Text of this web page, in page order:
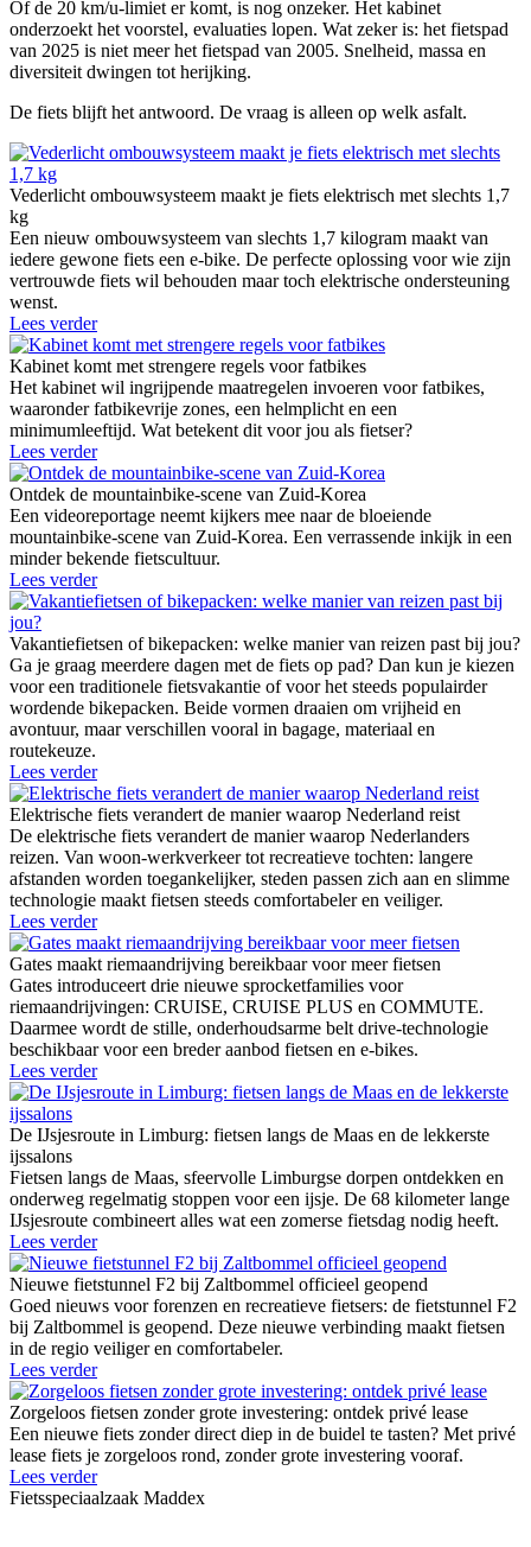
Of de 20 km/u-limiet er komt, is nog onzeker. Het kabinet
onderzoekt het voorstel, evaluaties lopen. Wat zeker is: het fietspad
van 2025 is niet meer het fietspad van 2005. Snelheid, massa en
diversiteit dwingen tot herijking.
De fiets blijft het antwoord. De vraag is alleen op welk asfalt.
Vederlicht ombouwsysteem maakt je fiets elektrisch met slechts 1,7
kg
Een nieuw ombouwsysteem van slechts 1,7 kilogram maakt van
iedere gewone fiets een e-bike. De perfecte oplossing voor wie zijn
vertrouwde fiets wil behouden maar toch elektrische ondersteuning
wenst.
Lees verder
Kabinet komt met strengere regels voor fatbikes
Het kabinet wil ingrijpende maatregelen invoeren voor fatbikes,
waaronder fatbikevrije zones, een helmplicht en een
minimumleeftijd. Wat betekent dit voor jou als fietser?
Lees verder
Ontdek de mountainbike-scene van Zuid-Korea
Een videoreportage neemt kijkers mee naar de bloeiende
mountainbike-scene van Zuid-Korea. Een verrassende inkijk in een
minder bekende fietscultuur.
Lees verder
Vakantiefietsen of bikepacken: welke manier van reizen past bij jou?
Ga je graag meerdere dagen met de fiets op pad? Dan kun je kiezen
voor een traditionele fietsvakantie of voor het steeds populairder
wordende bikepacken. Beide vormen draaien om vrijheid en
avontuur, maar verschillen vooral in bagage, materiaal en
routekeuze.
Lees verder
Elektrische fiets verandert de manier waarop Nederland reist
De elektrische fiets verandert de manier waarop Nederlanders
reizen. Van woon-werkverkeer tot recreatieve tochten: langere
afstanden worden toegankelijker, steden passen zich aan en slimme
technologie maakt fietsen steeds comfortabeler en veiliger.
Lees verder
Gates maakt riemaandrijving bereikbaar voor meer fietsen
Gates introduceert drie nieuwe sprocketfamilies voor
riemaandrijvingen: CRUISE, CRUISE PLUS en COMMUTE.
Daarmee wordt de stille, onderhoudsarme belt drive-technologie
beschikbaar voor een breder aanbod fietsen en e-bikes.
Lees verder
De IJsjesroute in Limburg: fietsen langs de Maas en de lekkerste
ijssalons
Fietsen langs de Maas, sfeervolle Limburgse dorpen ontdekken en
onderweg regelmatig stoppen voor een ijsje. De 68 kilometer lange
IJsjesroute combineert alles wat een zomerse fietsdag nodig heeft.
Lees verder
Nieuwe fietstunnel F2 bij Zaltbommel officieel geopend
Goed nieuws voor forenzen en recreatieve fietsers: de fietstunnel F2
bij Zaltbommel is geopend. Deze nieuwe verbinding maakt fietsen
in de regio veiliger en comfortabeler.
Lees verder
Zorgeloos fietsen zonder grote investering: ontdek privé lease
Een nieuwe fiets zonder direct diep in de buidel te tasten? Met privé
lease fiets je zorgeloos rond, zonder grote investering vooraf.
Lees verder
Fietsspeciaalzaak Maddex